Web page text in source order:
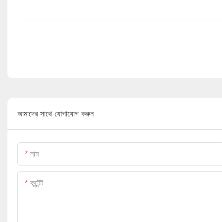
আমাদের সাথে যোগাযোগ করুন
নাম
কন্টেন্ট